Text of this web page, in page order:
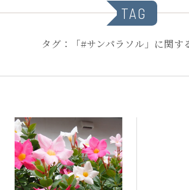
TAG
タグ：「#サンパラソル」に関す